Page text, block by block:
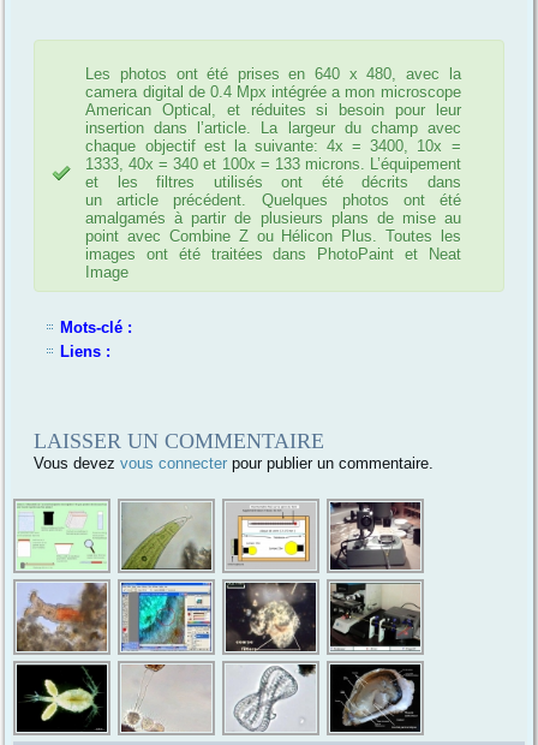
Les photos ont été prises en 640 x 480, avec la
camera digital de 0.4 Mpx intégrée a mon microscope
American Optical, et réduites si besoin pour leur
insertion dans l’article. La largeur du champ avec
chaque objectif est la suivante: 4x = 3400, 10x =
1333, 40x = 340 et 100x = 133 microns. L’équipement
et les filtres utilisés ont été décrits dans
un article précédent. Quelques photos ont été
amalgamés à partir de plusieurs plans de mise au
point avec Combine Z ou Hélicon Plus. Toutes les
images ont été traitées dans PhotoPaint et Neat
Image
Mots-clé :
Liens :
LAISSER UN COMMENTAIRE
Vous devezvous connecter pour publier un commentaire.